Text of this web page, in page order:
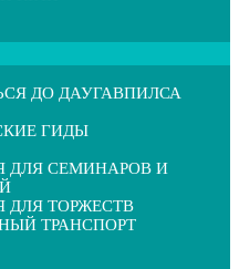
ДО ДАУГАВПИЛСА
ГИДЫ
ДЛЯ СЕМИНАРОВ И
ТОРЖЕСТВ
ТРАНСПОРТ